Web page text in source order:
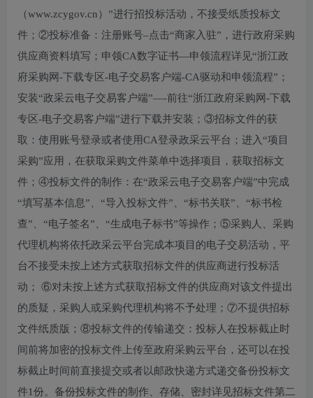
（www.zcygov.cn）”进行招投标活动，不接受纸质投标文
件；②投标准备：注册账号–点击“商家入驻”，进行政府采购
供应商资料填写；申领CA数字证书—申领流程详见“浙江政
府采购网-下载专区-电子交易客户端-CA驱动和申领流程”；
安装“政采云电子交易客户端”—-前往“浙江政府采购网-下载
专区-电子交易客户端”进行下载并安装；③招标文件的获
取：使用账号登录或者使用CA登录政采云平台；进入“项目
采购”应用，在获取采购文件菜单中选择项目，获取招标文
件；④投标文件的制作：在“政采云电子交易客户端”中完成
“填写基本信息”、“导入投标文件”、“标书关联”、“标书检
查”、“电子签名”、“生成电子标书”等操作；⑤采购人、采购
代理机构将依托政采云平台完成本项目的电子交易活动，平
台不接受未按上述方式获取招标文件的供应商进行投标活
动； ⑥对未按上述方式获取招标文件的供应商对该文件提出
的质疑，采购人或采购代理机构将不予处理；⑦不提供招标
文件纸质版；⑧投标文件的传输递交：投标人在投标截止时
间前将加密的投标文件上传至政府采购云平台，还可以在投
标截止时间前直接提交或者以邮政快递方式递交备份投标文
件1份。备份投标文件的制作、存储、密封详见招标文件第二